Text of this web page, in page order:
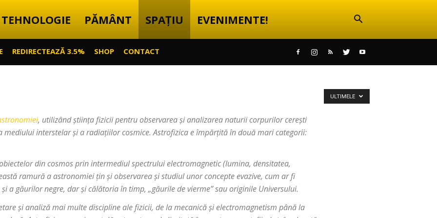
TEHNOLOGIE PĂMÂNT SPAȚIU EVENIMENTE!
REDIRECTEAZĂ 3.5% SHOP CONTACT
, utilizând știința fizicii pentru observarea și analizarea naturii corpurilor cerești
interstelar și a radiațiilor cosmice. Astrofizica e împărțită în două mari categorii:
din cosmos prin intermediul spectrului electromagnetic (lumina, densitatea,
ramură a astronomiei țin și observarea și studiul unor concepte evazive, cum ar fi
a găurilor negre, dar și călătoria în timp, „găurile de vierme” sau originile Universului.
și analiză mai multe discipline ale fizicii, de la mecanică și electromagnetism până la
ULTIMELE